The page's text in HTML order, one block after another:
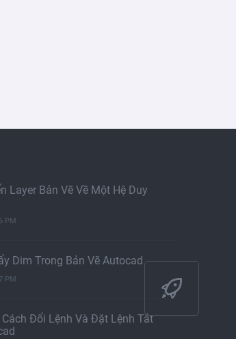
Layer Bản Vẽ Về Một Hệ Duy
PM
Dim Trong Bản Vẽ Autocad
PM
Đổi Lệnh Và Đặt Lệnh Tắt